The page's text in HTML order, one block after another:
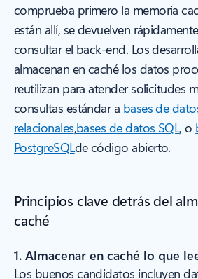
comprueba primero la memoria
están allí, se devuelven
consultar el back-end. Los
almacenan en caché los datos
reutilizan para atender solicitudes
consultas estándar a bases de
relacionales,bases de datos SQL, o
PostgreSQLde código abierto.
Principios clave detrás del
caché
1. Almacenar en caché lo que
Los buenos candidatos incluyen